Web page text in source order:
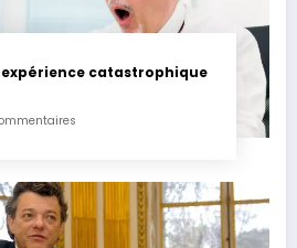
expérience catastrophique